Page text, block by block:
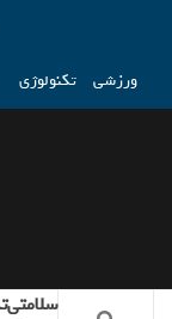
ورزشی تکنولوژی
سلامتی